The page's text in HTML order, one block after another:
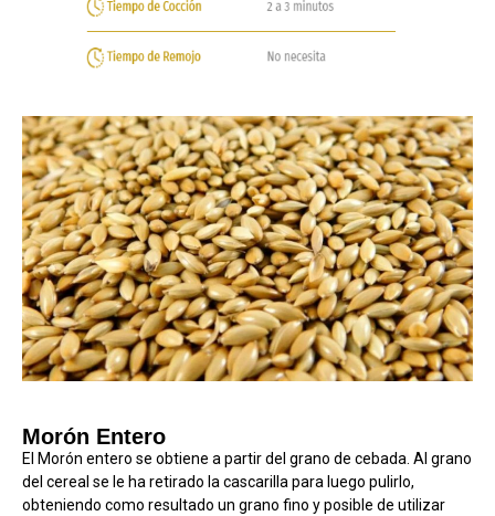
Morón Entero
El Morón entero se obtiene a partir del grano de cebada. Al grano
del cereal se le ha retirado la cascarilla para luego pulirlo,
obteniendo como resultado un grano fino y posible de utilizar